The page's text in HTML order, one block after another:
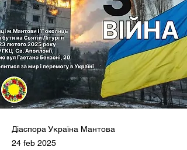
Діаспора Україна Мантова
24 feb 2025